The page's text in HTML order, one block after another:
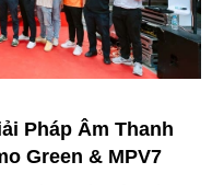
Pháp Âm Thanh
Green & MPV7